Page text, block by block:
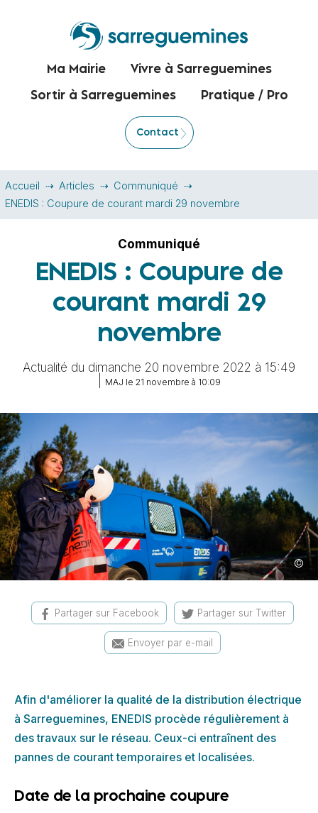
Ma Mairie Vivre à Sarreguemines
Sortir à Sarreguemines Pratique / Pro
Contact
Accueil Articles
Communiqué
ENEDIS : Coupure de courant mardi 29 novembre
Communiqué
ENEDIS : Coupure de
courant mardi 29
novembre
Actualité du dimanche 20 novembre 2022 à 15:49
MAJ le 21 novembre à 10:09
Image
©
Partager sur Facebook Partager sur Twitter
Envoyer par e-mail
Afin d'améliorer la qualité de la distribution électrique
à Sarreguemines, ENEDIS procède régulièrement à
des travaux sur le réseau. Ceux-ci entraînent des
pannes de courant temporaires et localisées.
Date de la prochaine coupure